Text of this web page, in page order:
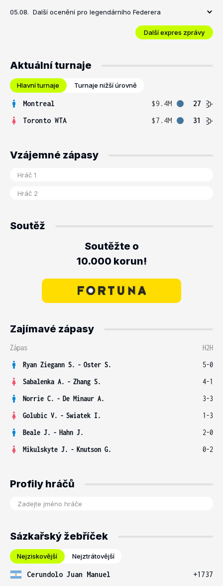
05.08. Další ocenění pro legendárního Federera
Další expres zprávy
Aktuální turnaje
Hlavní turnaje Turnaje nižší úrovně
Montreal $9.4M
27
Toronto WTA
$7.4M 31
Vzájemné zápasy
Soutěž
Soutěžte o
10.000 korun!
Zajímavé zápasy
Zápas
H2H
Ryan Ziegann S. - Oster S.
5-0
Sabalenka A. - Zhang S.
4-1
Norrie C. - De Minaur A.
3-3
Golubic V. - Swiatek I.
1-3
Beale J. - Hahn J.
2-0
Mikulskyte J. - Knutson G. 0-2
Profily hráčů
Sázkařský žebříček
Nejziskovější Nejztrátovější
Cerundolo Juan Manuel
+1737